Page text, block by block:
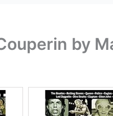
by